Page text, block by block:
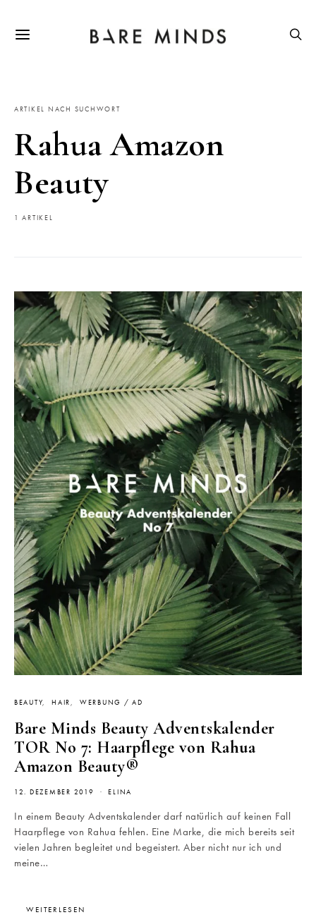
ARTIKEL NACH SUCHWORT
Rahua Amazon
Beauty
1 ARTIKEL
BEAUTY HAIR WERBUNG / AD
Bare Minds Beauty Adventskalender
TOR No 7: Haarpflege von Rahua
Amazon Beauty®
12. DEZEMBER 2019 ELINA
In einem Beauty Adventskalender darf natürlich auf keinen Fall
Haarpflege von Rahua fehlen. Eine Marke, die mich bereits seit
vielen Jahren begleitet und begeistert. Aber nicht nur ich und
meine…
WEITERLESEN